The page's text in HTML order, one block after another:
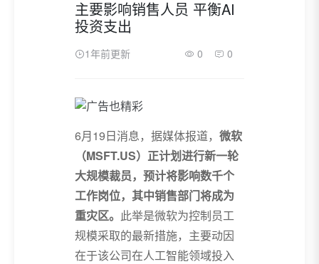
主要影响销售人员 平衡AI
投资支出
1年前更新 0 0
6月19日消息，据媒体报道， 微软
（MSFT.US）正计划进行新一轮
大规模裁员，预计将影响数千个
工作岗位，其中销售部门将成为
重灾区。 此举是微软为控制员工
规模采取的最新措施，主要动因
在于该公司在人工智能领域投入